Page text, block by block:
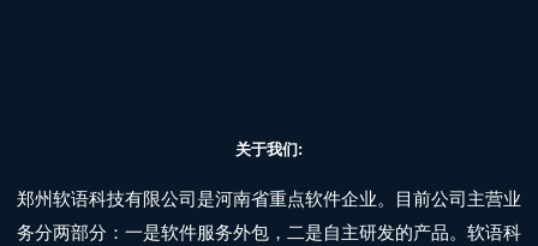
关于我们:
郑州软语科技有限公司是河南省重点软件企业。目前公司主营业
务分两部分：一是软件服务外包，二是自主研发的产品。软语科